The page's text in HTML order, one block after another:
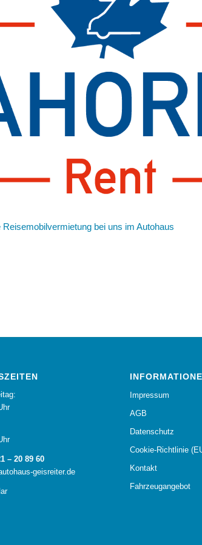
Reisemobilvermietung bei uns im Autohaus
– 20 89 60
geisreiter.de
Impressum
AGB
Datenschutz
Cookie-Richtlinie
Kontakt
Fahrzeugangebot